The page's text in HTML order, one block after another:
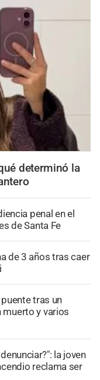
determinó la
penal en el
de Santa Fe
de 3 años tras caer
tras un
muerto y varios
la joven
reclama ser